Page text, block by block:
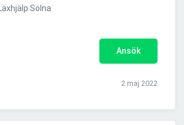
Solna
Ansök
2 maj 2022